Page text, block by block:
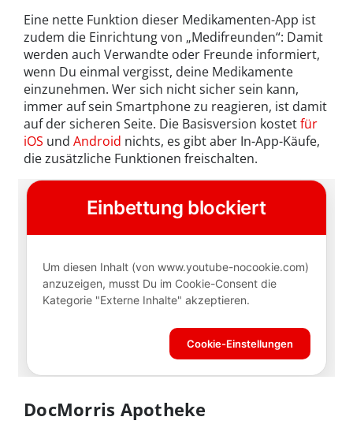
Eine nette Funktion dieser Medikamenten-App ist
zudem die Einrichtung von „Medifreunden“: Damit
werden auch Verwandte oder Freunde informiert,
wenn Du einmal vergisst, deine Medikamente
einzunehmen. Wer sich nicht sicher sein kann,
immer auf sein Smartphone zu reagieren, ist damit
auf der sicheren Seite. Die Basisversion kostetfür
iOS und Android nichts, es gibt aber In-App-Käufe,
die zusätzliche Funktionen freischalten.
DocMorris Apotheke